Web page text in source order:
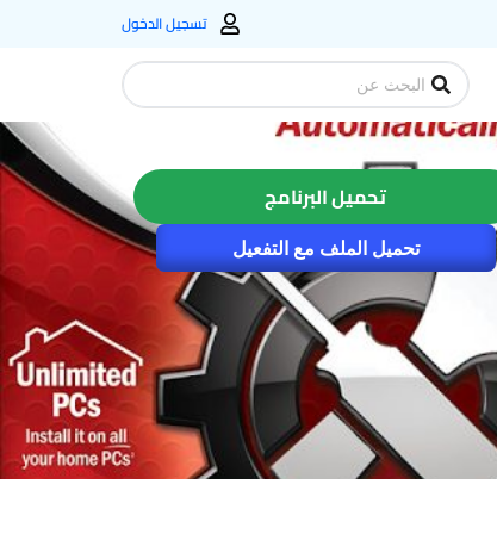
تسجيل الدخول
Search
...
تحميل البرنامج
تحميل الملف مع التفعيل